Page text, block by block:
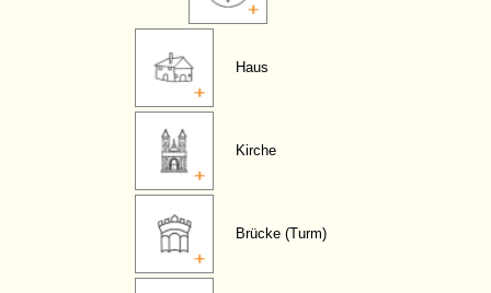
Haus
Kirche
Brücke (Turm)